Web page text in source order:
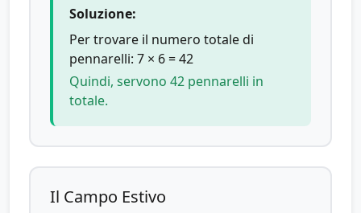
Soluzione:
Per trovare il numero totale di
pennarelli: 7 × 6 = 42
Quindi, servono 42 pennarelli in
totale.
Il Campo Estivo